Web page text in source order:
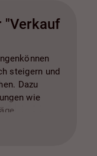
"Verkauf
steigern und
Dazu
wie